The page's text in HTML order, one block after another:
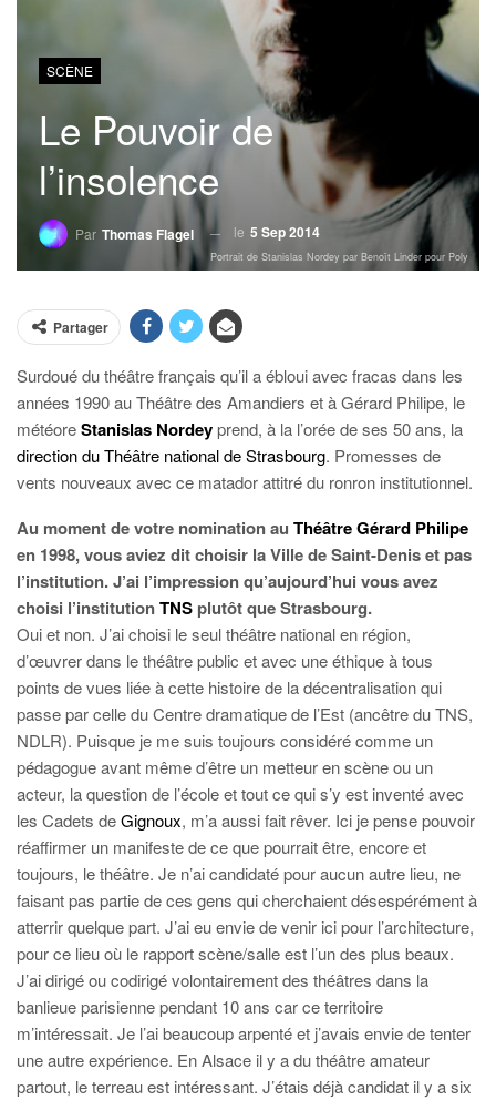
SCÈNE
Le Pouvoir de
l’insolence
Par Thomas Flagel le 5 Sep 2014
Portrait de Stanislas Nordey par Benoît Linder pour Poly
Partager
Surdoué du théâtre français qu’il a ébloui avec fracas dans les
années 1990 au Théâtre des Amandiers et à Gérard Philipe, le
météoreStanislas Nordeyprend, à la l’orée de ses 50 ans, la
direction du Théâtre national de Strasbourg. Promesses de
vents nouveaux avec ce matador attitré du ronron institutionnel.
Au moment de votre nomination au Théâtre Gérard Philipe
en 1998, vous aviez dit choisir la Ville de Saint-Denis et pas
l’institution. J’ai l’impression qu’aujourd’hui vous avez
choisi l’institutionTNS plutôt que Strasbourg.
Oui et non. J’ai choisi le seul théâtre national en région,
d’œuvrer dans le théâtre public et avec une éthique à tous
points de vues liée à cette histoire de la décentralisation qui
passe par celle du Centre dramatique de l’Est (ancêtre du TNS,
NDLR). Puisque je me suis toujours considéré comme un
pédagogue avant même d’être un metteur en scène ou un
acteur, la question de l’école et tout ce qui s’y est inventé avec
les Cadets deGignoux, m’a aussi fait rêver. Ici je pense pouvoir
réaffirmer un manifeste de ce que pourrait être, encore et
toujours, le théâtre. Je n’ai candidaté pour aucun autre lieu, ne
faisant pas partie de ces gens qui cherchaient désespérément à
atterrir quelque part. J’ai eu envie de venir ici pour l’architecture,
pour ce lieu où le rapport scène/salle est l’un des plus beaux.
J’ai dirigé ou codirigé volontairement des théâtres dans la
banlieue parisienne pendant 10 ans car ce territoire
m’intéressait. Je l’ai beaucoup arpenté et j’avais envie de tenter
une autre expérience. En Alsace il y a du théâtre amateur
partout, le terreau est intéressant. J’étais déjà candidat il y a six